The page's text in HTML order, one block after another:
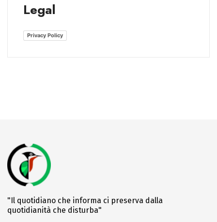
Legal
Privacy Policy
"Il quotidiano che informa ci preserva dalla
quotidianità che disturba"